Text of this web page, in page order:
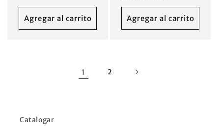
Agregar al carrito
habitual
Agregar al carrito
1 2
Catalogar